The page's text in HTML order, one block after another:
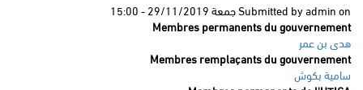
Submitted byadminon
جمعة 29/11/2019 - 15:00
Membres permanents du gouvernement
هدى بن عمر
Membres remplaçants du gouvernement
سامية بكوش